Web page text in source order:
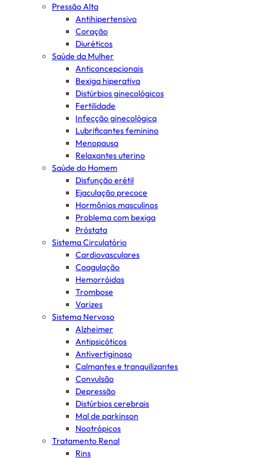
Pressão Alta
Antihipertensivo
Coração
Diuréticos
Saúde da Mulher
Anticoncepcionais
Bexiga hiperativa
Distúrbios ginecológicos
Fertilidade
Infecção ginecológica
Lubrificantes feminino
Menopausa
Relaxantes uterino
Saúde do Homem
Disfunção erétil
Ejaculação precoce
Hormônios masculinos
Problema com bexiga
Próstata
Sistema Circulatório
Cardiovasculares
Coagulação
Hemorróidas
Trombose
Varizes
Sistema Nervoso
Alzheimer
Antipsicóticos
Antivertiginoso
Calmantes e tranquilizantes
Convulsão
Depressão
Distúrbios cerebrais
Mal de parkinson
Nootrópicos
Tratamento Renal
Rins